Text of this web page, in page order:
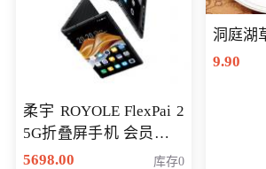
柔宇 ROYOLE FlexPai 2
5G折叠屏手机 会员专享
购买价格 4998元
5698.00 库存0
洞庭湖
9.90